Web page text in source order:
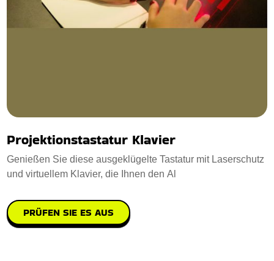
Projektionstastatur Klavier
Genießen Sie diese ausgeklügelte Tastatur mit Laserschutz
und virtuellem Klavier, die Ihnen den Al
PRÜFEN SIE ES AUS